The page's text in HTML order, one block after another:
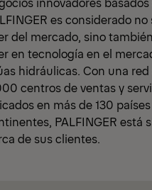
es considerado
del mercado, sino
en tecnología en el
hidráulicas. Con una
centros de ventas y
en más de 130
PALFINGER está
de sus clientes.